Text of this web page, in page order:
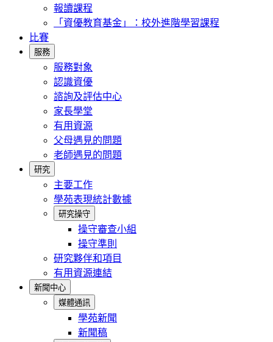
報讀課程
「資優教育基金」：校外進階學習課程
比賽
服務
服務對象
認識資優
諮詢及評估中心
家長學堂
有用資源
父母遇見的問題
老師遇見的問題
研究
主要工作
學苑表現統計數據
研究操守
操守審查小組
操守準則
研究夥伴和項目
有用資源連結
新聞中心
媒體通訊
學苑新聞
新聞稿